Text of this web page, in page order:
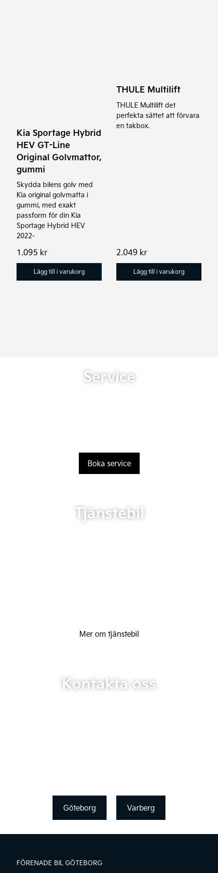
Kia Sportage Hybrid
HEV GT-Line
Original Golvmattor,
gummi
Skydda bilens golv med
Kia original golvmatta i
gummi, med exakt
passform för din Kia
Sportage Hybrid HEV
2022-
1.095 kr
Lägg till i varukorg
THULE Multilift
THULE Multilift det
perfekta sättet att förvara
en takbox.
2.049 kr
Lägg till i varukorg
Service
Boka service
Tjänstebil
Mer om tjänstebil
Kontakta oss
Göteborg Varberg
FÖRENADE BIL GÖTEBORG